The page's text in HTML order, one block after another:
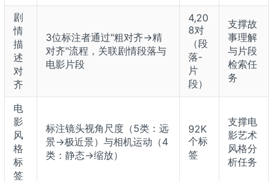
剧
情
描
述
对
齐
3位标注者通过"粗对齐→精
对齐"流程，关联剧情段落与
电影片段
4,20
8对
（段
落-
片
段）
支撑故
事理解
与片段
检索任
务
电
影
风
格
标
签
标注镜头视角尺度（5类：远
景→极近景）与相机运动（4
类：静态→缩放）
92K
个标
签
支撑电
影艺术
风格分
析任务